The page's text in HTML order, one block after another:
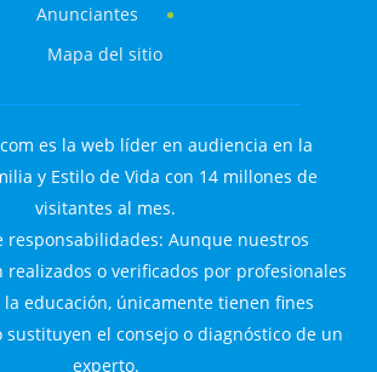
Anunciantes
Mapa del sitio
es la web líder en audiencia en la
y Estilo de Vida con 14 millones de
visitantes al mes.
responsabilidades: Aunque nuestros
realizados o verificados por profesionales
educación, únicamente tienen fines
sustituyen el consejo o diagnóstico de un
experto.